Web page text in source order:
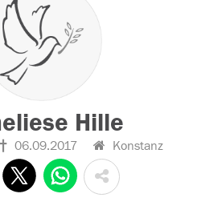
Hille
06.09.2017 Konstanz